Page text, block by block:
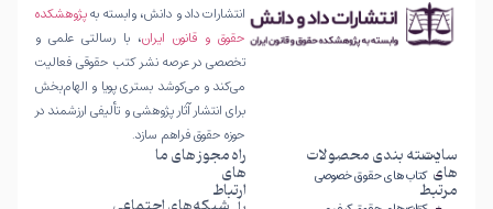
انتشارات داد و دانش، وابسته بهپژوهشکده
حقوق و قانون ایران، با رسالتی علمی و
تخصصی در عرصه نشر کتب حقوقی فعالیت
می‌کند و می‌کوشد بستری پویا و الهام‌بخش
برای انتشار آثار پژوهشی و تألیفی ارزشمند در
حوزه حقوق فراهم سازد.
سایت
های
مرتبط
دسته بندی محصولات
کتاب های حقوق خصوصی
راه
های
ارتباط
مجوز های ما